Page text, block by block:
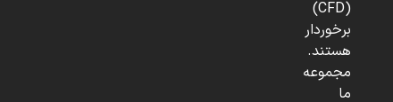
(CFD)
برخوردار
هستند.
مجموعه
ما